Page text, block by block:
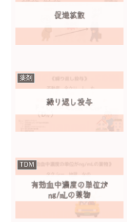
薬剤
TDM